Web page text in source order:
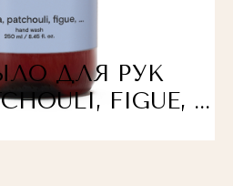
ДЛЯ РУК
FIGUE, ...